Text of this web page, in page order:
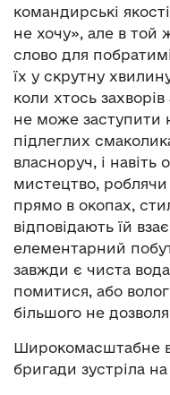
командирські
не хочу», але в той
слово для
їх у скрутну
коли хтось
не може заступити
підлеглих
власноруч, і навіть
мистецтво,
прямо в окопах,
відповідають їй
елементарний
завжди є чиста
помитися, або
більшого не
Широкомасштабне
бригади зустріла